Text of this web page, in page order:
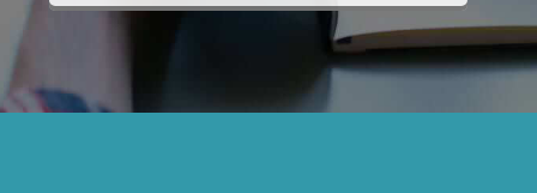
2017年10月 2017年9月 2017年8月
2017年5月
2017年4月